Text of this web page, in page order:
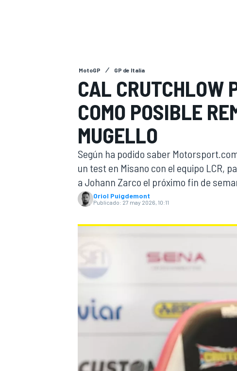
NASCAR INDYCAR SPORTSCAR RALLY TURISMO
MÁS
MotoGP GP de Italia
CAL CRUTCHLOW
COMO POSIBLE
MUGELLO
Según ha podido saber
un test en Misano con el equipo LCR,
a Johann Zarco el próximo fin de
Oriol Puigdemont
Publicado: 27 may 2026, 10:11